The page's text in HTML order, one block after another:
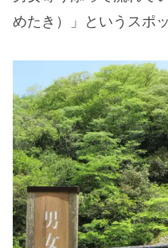
めたき）」というスポ